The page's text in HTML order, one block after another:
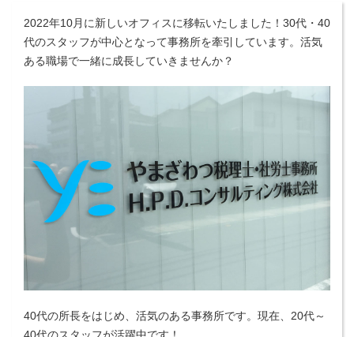
2022年10月に新しいオフィスに移転いたしました！30代・40
代のスタッフが中心となって事務所を牽引しています。活気
ある職場で一緒に成長していきませんか？
40代の所長をはじめ、活気のある事務所です。現在、20代～
40代のスタッフが活躍中です！